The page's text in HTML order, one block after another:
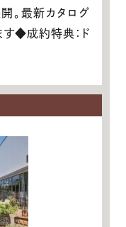
。最新カタログ
す◆成約特典：ド